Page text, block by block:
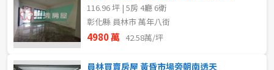
116.96 坪 | 5房 4廳 6衛
彰化縣 員林市 萬年八街
4980 萬 42.58萬/坪
員林買賣房屋 黃昏市場旁朝南透天